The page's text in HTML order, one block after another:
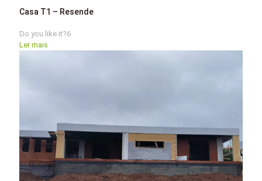
Casa T1 – Resende
Do you like it?6
Ler mais